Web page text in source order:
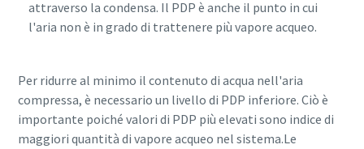
attraverso la condensa. Il PDP è anche il punto in cui
l'aria non è in grado di trattenere più vapore acqueo.
Per ridurre al minimo il contenuto di acqua nell'aria
compressa, è necessario un livello di PDP inferiore. Ciò è
importante poiché valori di PDP più elevati sono indice di
maggiori quantità di vapore acqueo nel sistema.Le